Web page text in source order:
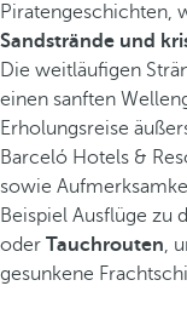
Piratengeschichten,
Sandstrände und
Die weitläufigen
einen sanften
Erholungsreise
Barceló Hotels &
sowie
Beispiel Ausflüge zu
oder Tauchrouten,
gesunkene